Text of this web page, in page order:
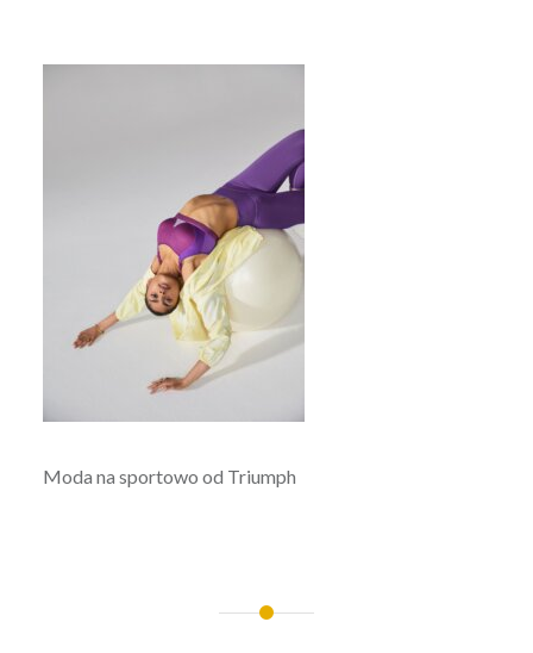
Moda na sportowo od Triumph